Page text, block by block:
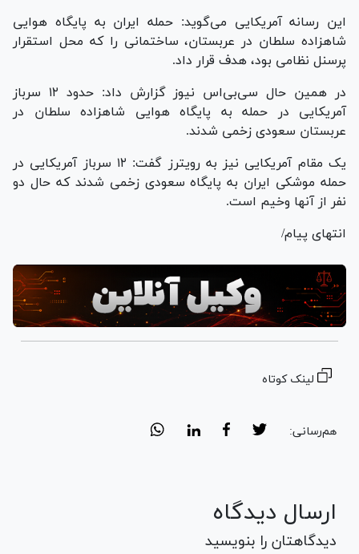
این رسانه آمریکایی می‌گوید: حمله ایران به پایگاه هوایی
شاهزاده سلطان در عربستان، ساختمانی را که محل استقرار
پرسنل نظامی بود، هدف قرار داد.
در همین حال سی‌بی‌اس نیوز گزارش داد: حدود ۱۲ سرباز
آمریکایی در حمله به پایگاه هوایی شاهزاده سلطان در
عربستان سعودی زخمی شدند.
یک مقام آمریکایی نیز به رویترز گفت: ۱۲ سرباز آمریکایی در
حمله موشکی ایران به پایگاه سعودی زخمی شدند که حال دو
نفر از آنها وخیم است.
انتهای پیام/
لینک کوتاه
هم‌رسانی:
ارسال دیدگاه
دیدگاهتان را بنویسید